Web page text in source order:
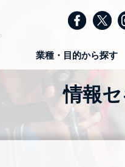
業種・目的から探す
情報